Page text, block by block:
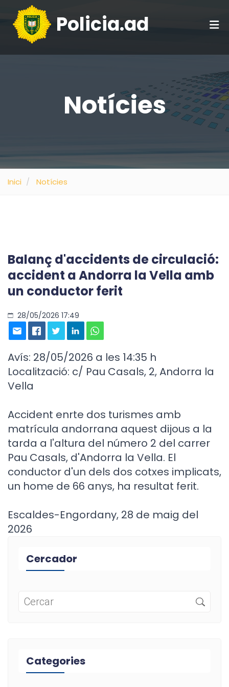
Policia.ad
Notícies
Inici Notícies
Balanç d'accidents de circulació:
accident a Andorra la Vella amb
un conductor ferit
28/05/2026 17:49
Avís: 28/05/2026 a les 14:35 h
Localització: c/ Pau Casals, 2, Andorra la
Vella
Accident enrte dos turismes amb
matrícula andorrana aquest dijous a la
tarda a l'altura del número 2 del carrer
Pau Casals, d'Andorra la Vella. El
conductor d'un dels dos cotxes implicats,
un home de 66 anys, ha resultat ferit.
Escaldes-Engordany, 28 de maig del
2026
Cercador
Categories